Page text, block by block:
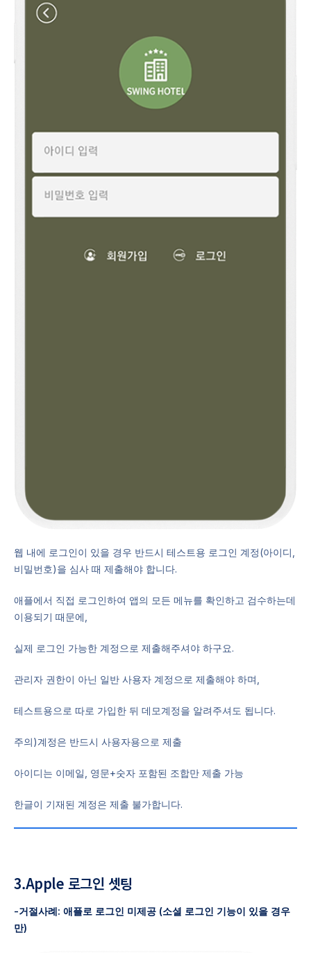
웹 내에 로그인이 있을 경우 반드시 테스트용 로그인 계정(아이디,
비밀번호)을 심사 때 제출해야 합니다.
애플에서 직접 로그인하여 앱의 모든 메뉴를 확인하고 검수하는데
이용되기 때문에,
실제 로그인 가능한 계정으로 제출해주셔야 하구요.
관리자 권한이 아닌 일반 사용자 계정으로 제출해야 하며,
테스트용으로 따로 가입한 뒤 데모계정을 알려주셔도 됩니다.
주의)계정은 반드시 사용자용으로 제출
아이디는 이메일, 영문+숫자 포함된 조합만 제출 가능
한글이 기재된 계정은 제출 불가합니다.
3.Apple 로그인 셋팅
-거절사례: 애플로 로그인 미제공 (소셜 로그인 기능이 있을 경우
만)